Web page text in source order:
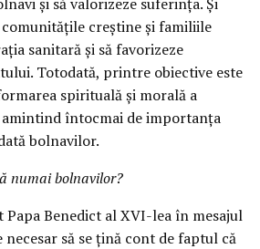
creştine şi familiile
sanitară şi să favorizeze
Totodată, printre obiective este
spirituală şi morală a
întocmai de importanţa
bolnavilor.
numai bolnavilor?
Papa Benedict al XVI-lea în mesajul
necesar să se ţină cont de faptul că